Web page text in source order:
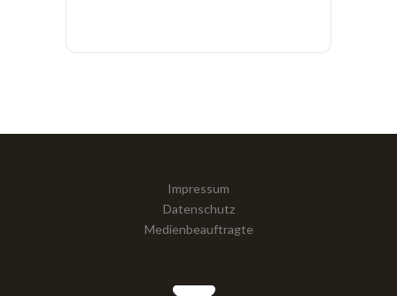
Impressum
Datenschutz
Medienbeauftragte